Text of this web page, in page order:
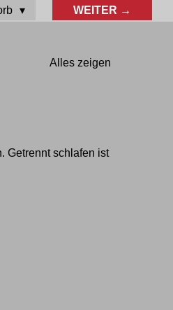
WEITER →
Alles zeigen
Getrennt schlafen ist